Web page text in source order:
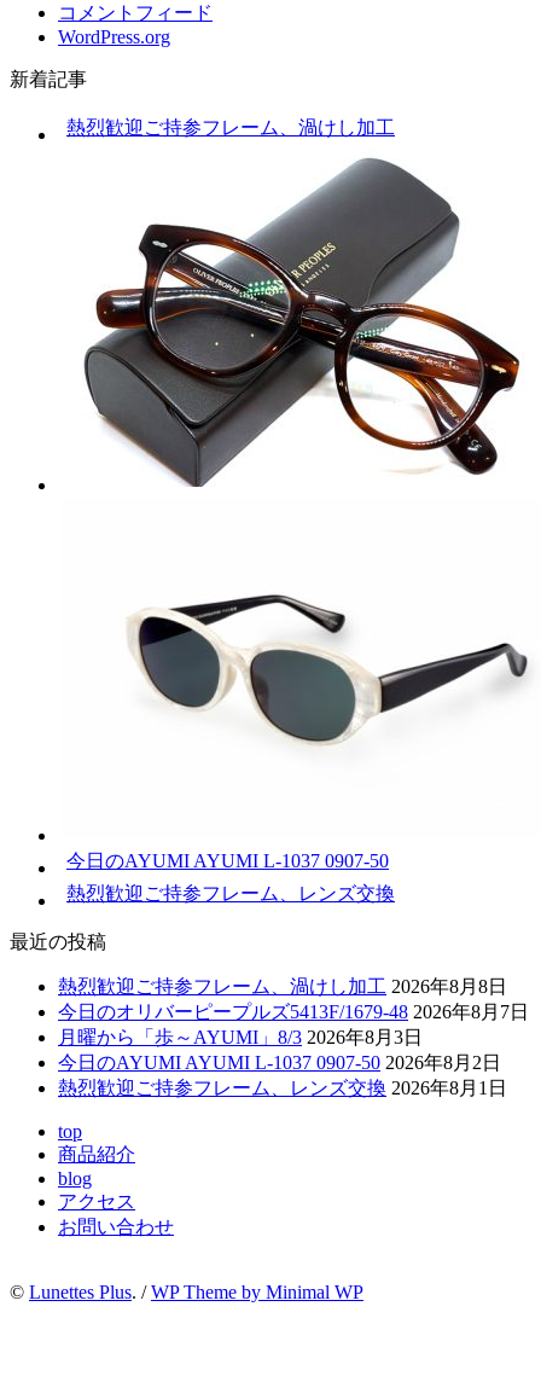
コメントフィード
WordPress.org
新着記事
熱烈歓迎ご持参フレーム、渦けし加工
今日のAYUMI AYUMI L-1037 0907-50
熱烈歓迎ご持参フレーム、レンズ交換
最近の投稿
熱烈歓迎ご持参フレーム、渦けし加工 2026年8月8日
今日のオリバーピープルズ5413F/1679-48 2026年8月7日
月曜から「歩～AYUMI」8/3 2026年8月3日
今日のAYUMI AYUMI L-1037 0907-50 2026年8月2日
熱烈歓迎ご持参フレーム、レンズ交換 2026年8月1日
top
商品紹介
blog
アクセス
お問い合わせ
© Lunettes Plus. /WP Theme by Minimal WP